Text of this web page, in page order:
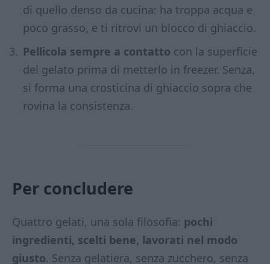
di quello denso da cucina: ha troppa acqua e
poco grasso, e ti ritrovi un blocco di ghiaccio.
Pellicola sempre a contatto con la superficie
del gelato prima di metterlo in freezer. Senza,
si forma una crosticina di ghiaccio sopra che
rovina la consistenza.
Per concludere
Quattro gelati, una sola filosofia: pochi
ingredienti, scelti bene, lavorati nel modo
giusto. Senza gelatiera, senza zucchero, senza